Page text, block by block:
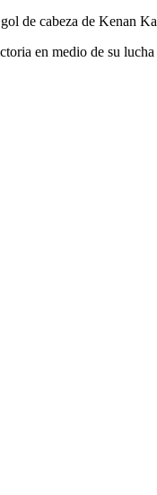
de cabeza de Kenan
en medio de su